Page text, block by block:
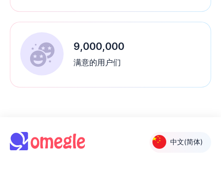
9,000,000
满意的用户们
中文(简体)